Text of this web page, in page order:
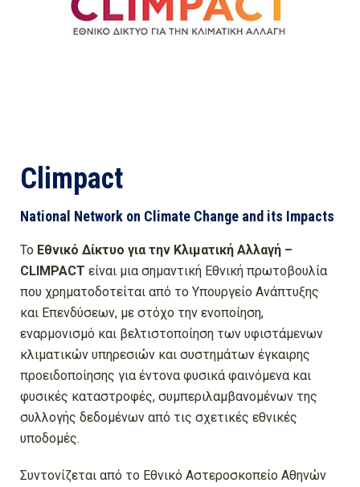
Climpact
National Νetwork on Climate Change and its Impacts
Το Εθνικό Δίκτυο για την Κλιματική Αλλαγή –
CLIMPACT είναι μια σημαντική Εθνική πρωτοβουλία
που χρηματοδοτείται από το Υπουργείο Ανάπτυξης
και Επενδύσεων, με στόχο την ενοποίηση,
εναρμονισμό και βελτιστοποίηση των υφιστάμενων
κλιματικών υπηρεσιών και συστημάτων έγκαιρης
προειδοποίησης για έντονα φυσικά φαινόμενα και
φυσικές καταστροφές, συμπεριλαμβανομένων της
συλλογής δεδομένων από τις σχετικές εθνικές
υποδομές.
Συντονίζεται από το Εθνικό Αστεροσκοπείο Αθηνών